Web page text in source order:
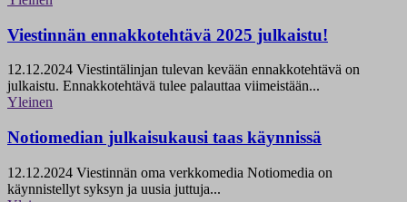
Viestinnän ennakkotehtävä 2025 julkaistu!
12.12.2024 Viestintälinjan tulevan kevään ennakkotehtävä on
julkaistu. Ennakkotehtävä tulee palauttaa viimeistään...
Yleinen
Notiomedian julkaisukausi taas käynnissä
12.12.2024 Viestinnän oma verkkomedia Notiomedia on
käynnistellyt syksyn ja uusia juttuja...